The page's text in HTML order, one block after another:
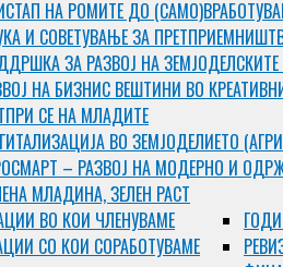
НА РОМИТЕ ДО
И СОВЕТУВАЊЕ ЗА
ЗА РАЗВОЈ НА
НА БИЗНИС ВЕШТИНИ ВО
СЕ НА МЛАДИТЕ
ВО ЗЕМЈОДЕЛИЕТО
– РАЗВОЈ НА МОДЕРНО И
МЛАДИНА, ЗЕЛЕН РАСТ
ВО КОИ ЧЛЕНУВАМЕ
СО КОИ СОРАБОТУВАМЕ